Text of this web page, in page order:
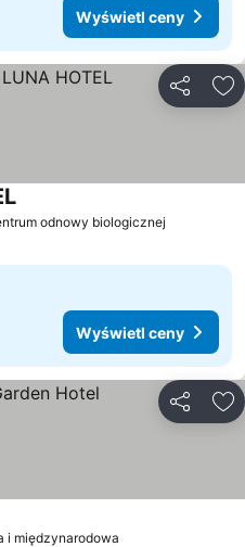
Wyświetl ceny
odnowy biologicznej
Wyświetl ceny
Wyświetl ceny
i międzynarodowa
ceny